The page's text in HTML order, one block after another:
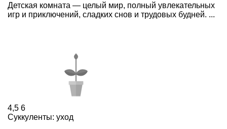
Детская комната — целый мир, полный увлекательных
игр и приключений, сладких снов и трудовых будней. ...
4,5 6
Суккуленты: уход